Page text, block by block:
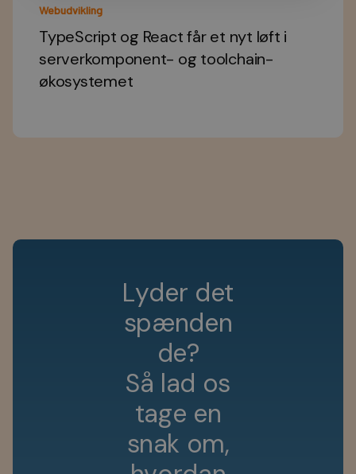
Webudvikling
TypeScript og React får et nyt løft i
serverkomponent- og toolchain-
økosystemet
Lyder det
spænden
de?
Så lad os
tage en
snak om,